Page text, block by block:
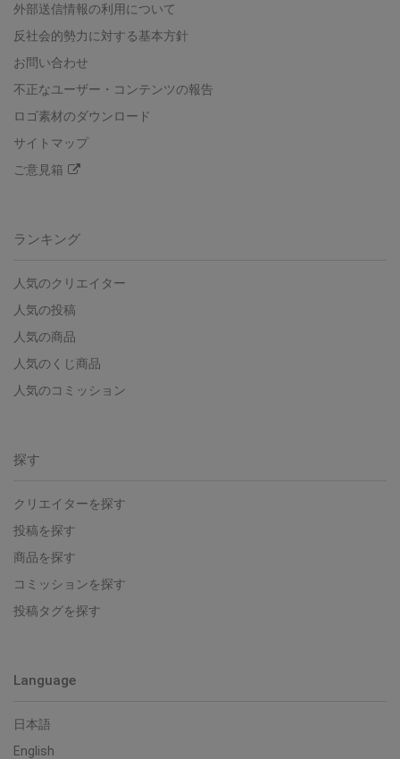
外部送信情報の利用について
反社会的勢力に対する基本方針
お問い合わせ
不正なユーザー・コンテンツの報告
ロゴ素材のダウンロード
サイトマップ
ご意見箱
ランキング
人気のクリエイター
人気の投稿
人気の商品
人気のくじ商品
人気のコミッション
探す
クリエイターを探す
投稿を探す
商品を探す
コミッションを探す
投稿タグを探す
Language
日本語
English